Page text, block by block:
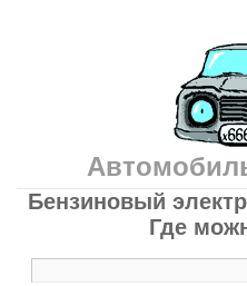
Бензиновый
Где